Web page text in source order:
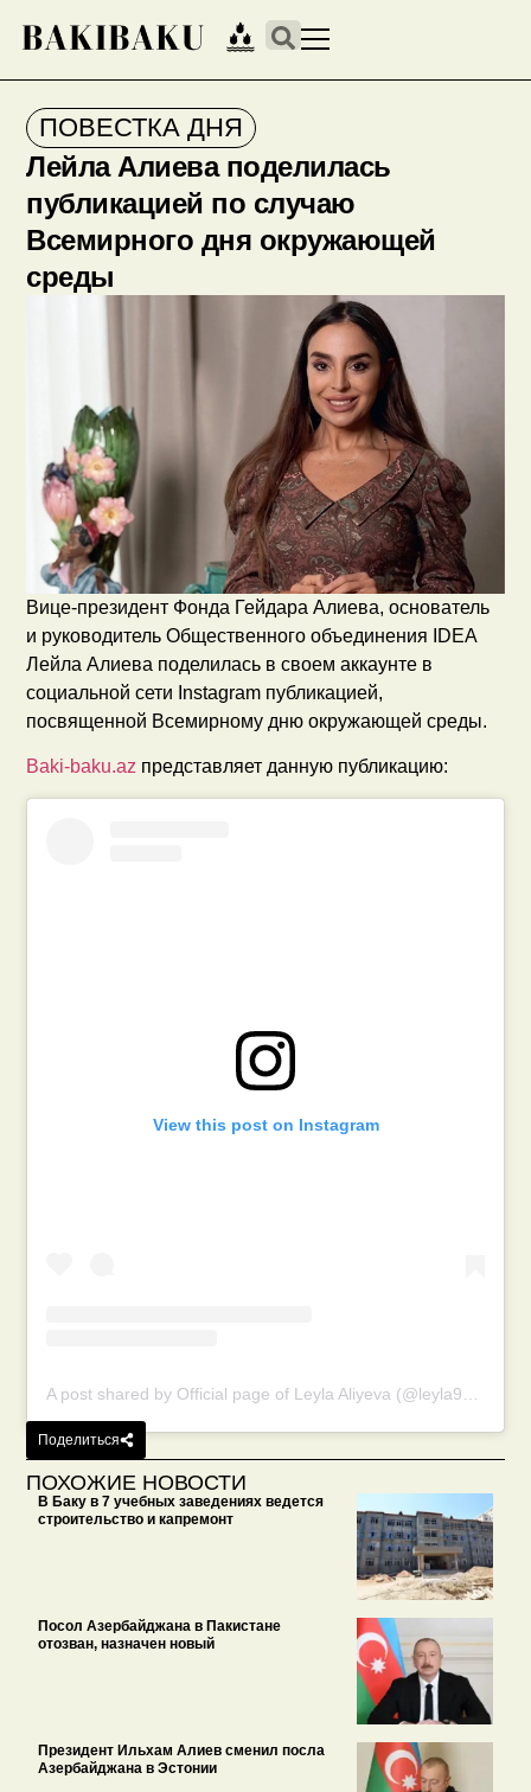
ПОВЕСТКА ДНЯ
Лейла Алиева поделилась
публикацией по случаю
Всемирного дня окружающей
среды
Вице-президент Фонда Гейдара Алиева, основатель
и руководитель Общественного объединения IDEA
Лейла Алиева поделилась в своем аккаунте в
социальной сети Instagram публикацией,
посвященной Всемирному дню окружающей среды.
Baki-baku.az представляет данную публикацию:
View this post on Instagram
Поделиться
ПОХОЖИЕ НОВОСТИ
В Баку в 7 учебных заведениях ведется
строительство и капремонт
Посол Азербайджана в Пакистане
отозван, назначен новый
Президент Ильхам Алиев сменил посла
Азербайджана в Эстонии